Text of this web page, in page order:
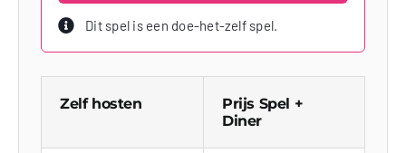
Dit spel is een doe-het-zelf spel.
Zelf hosten
Prijs Spel +
Diner